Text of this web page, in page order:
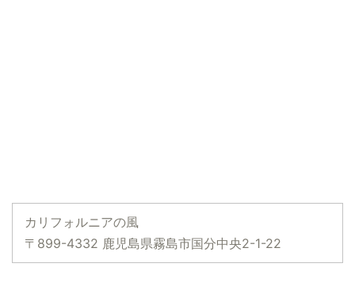
カリフォルニアの風
〒899-4332 鹿児島県霧島市国分中央2-1-22